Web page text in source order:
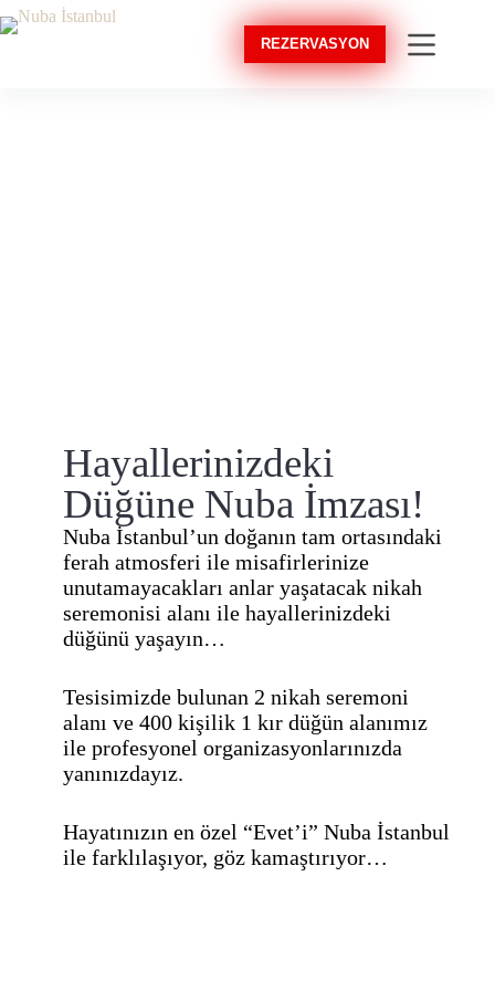
REZERVASYON
Hayallerinizdeki
Düğüne Nuba İmzası!
Nuba İstanbul’un doğanın tam ortasındaki
ferah atmosferi ile misafirlerinize
unutamayacakları anlar yaşatacak nikah
seremonisi alanı ile hayallerinizdeki
düğünü yaşayın…
Tesisimizde bulunan 2 nikah seremoni
alanı ve 400 kişilik 1 kır düğün alanımız
ile profesyonel organizasyonlarınızda
yanınızdayız.
Hayatınızın en özel “Evet’i” Nuba İstanbul
ile farklılaşıyor, göz kamaştırıyor…